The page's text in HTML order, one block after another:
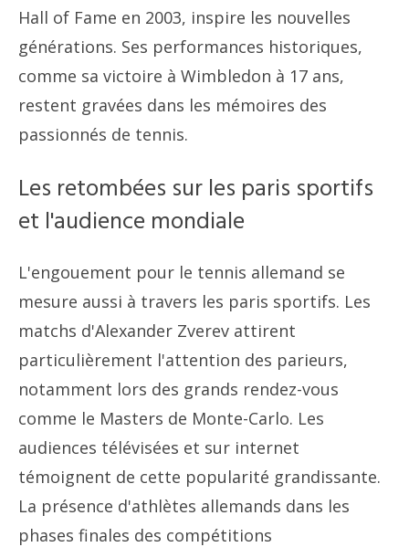
Hall of Fame en 2003, inspire les nouvelles
générations. Ses performances historiques,
comme sa victoire à Wimbledon à 17 ans,
restent gravées dans les mémoires des
passionnés de tennis.
Les retombées sur les paris sportifs
et l'audience mondiale
L'engouement pour le tennis allemand se
mesure aussi à travers les paris sportifs. Les
matchs d'Alexander Zverev attirent
particulièrement l'attention des parieurs,
notamment lors des grands rendez-vous
comme le Masters de Monte-Carlo. Les
audiences télévisées et sur internet
témoignent de cette popularité grandissante.
La présence d'athlètes allemands dans les
phases finales des compétitions